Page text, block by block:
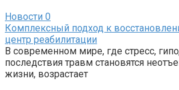
Новости 0
Комплексный подход к
центр реабилитации
В современном мире, где стресс,
последствия травм становятся
жизни, возрастает